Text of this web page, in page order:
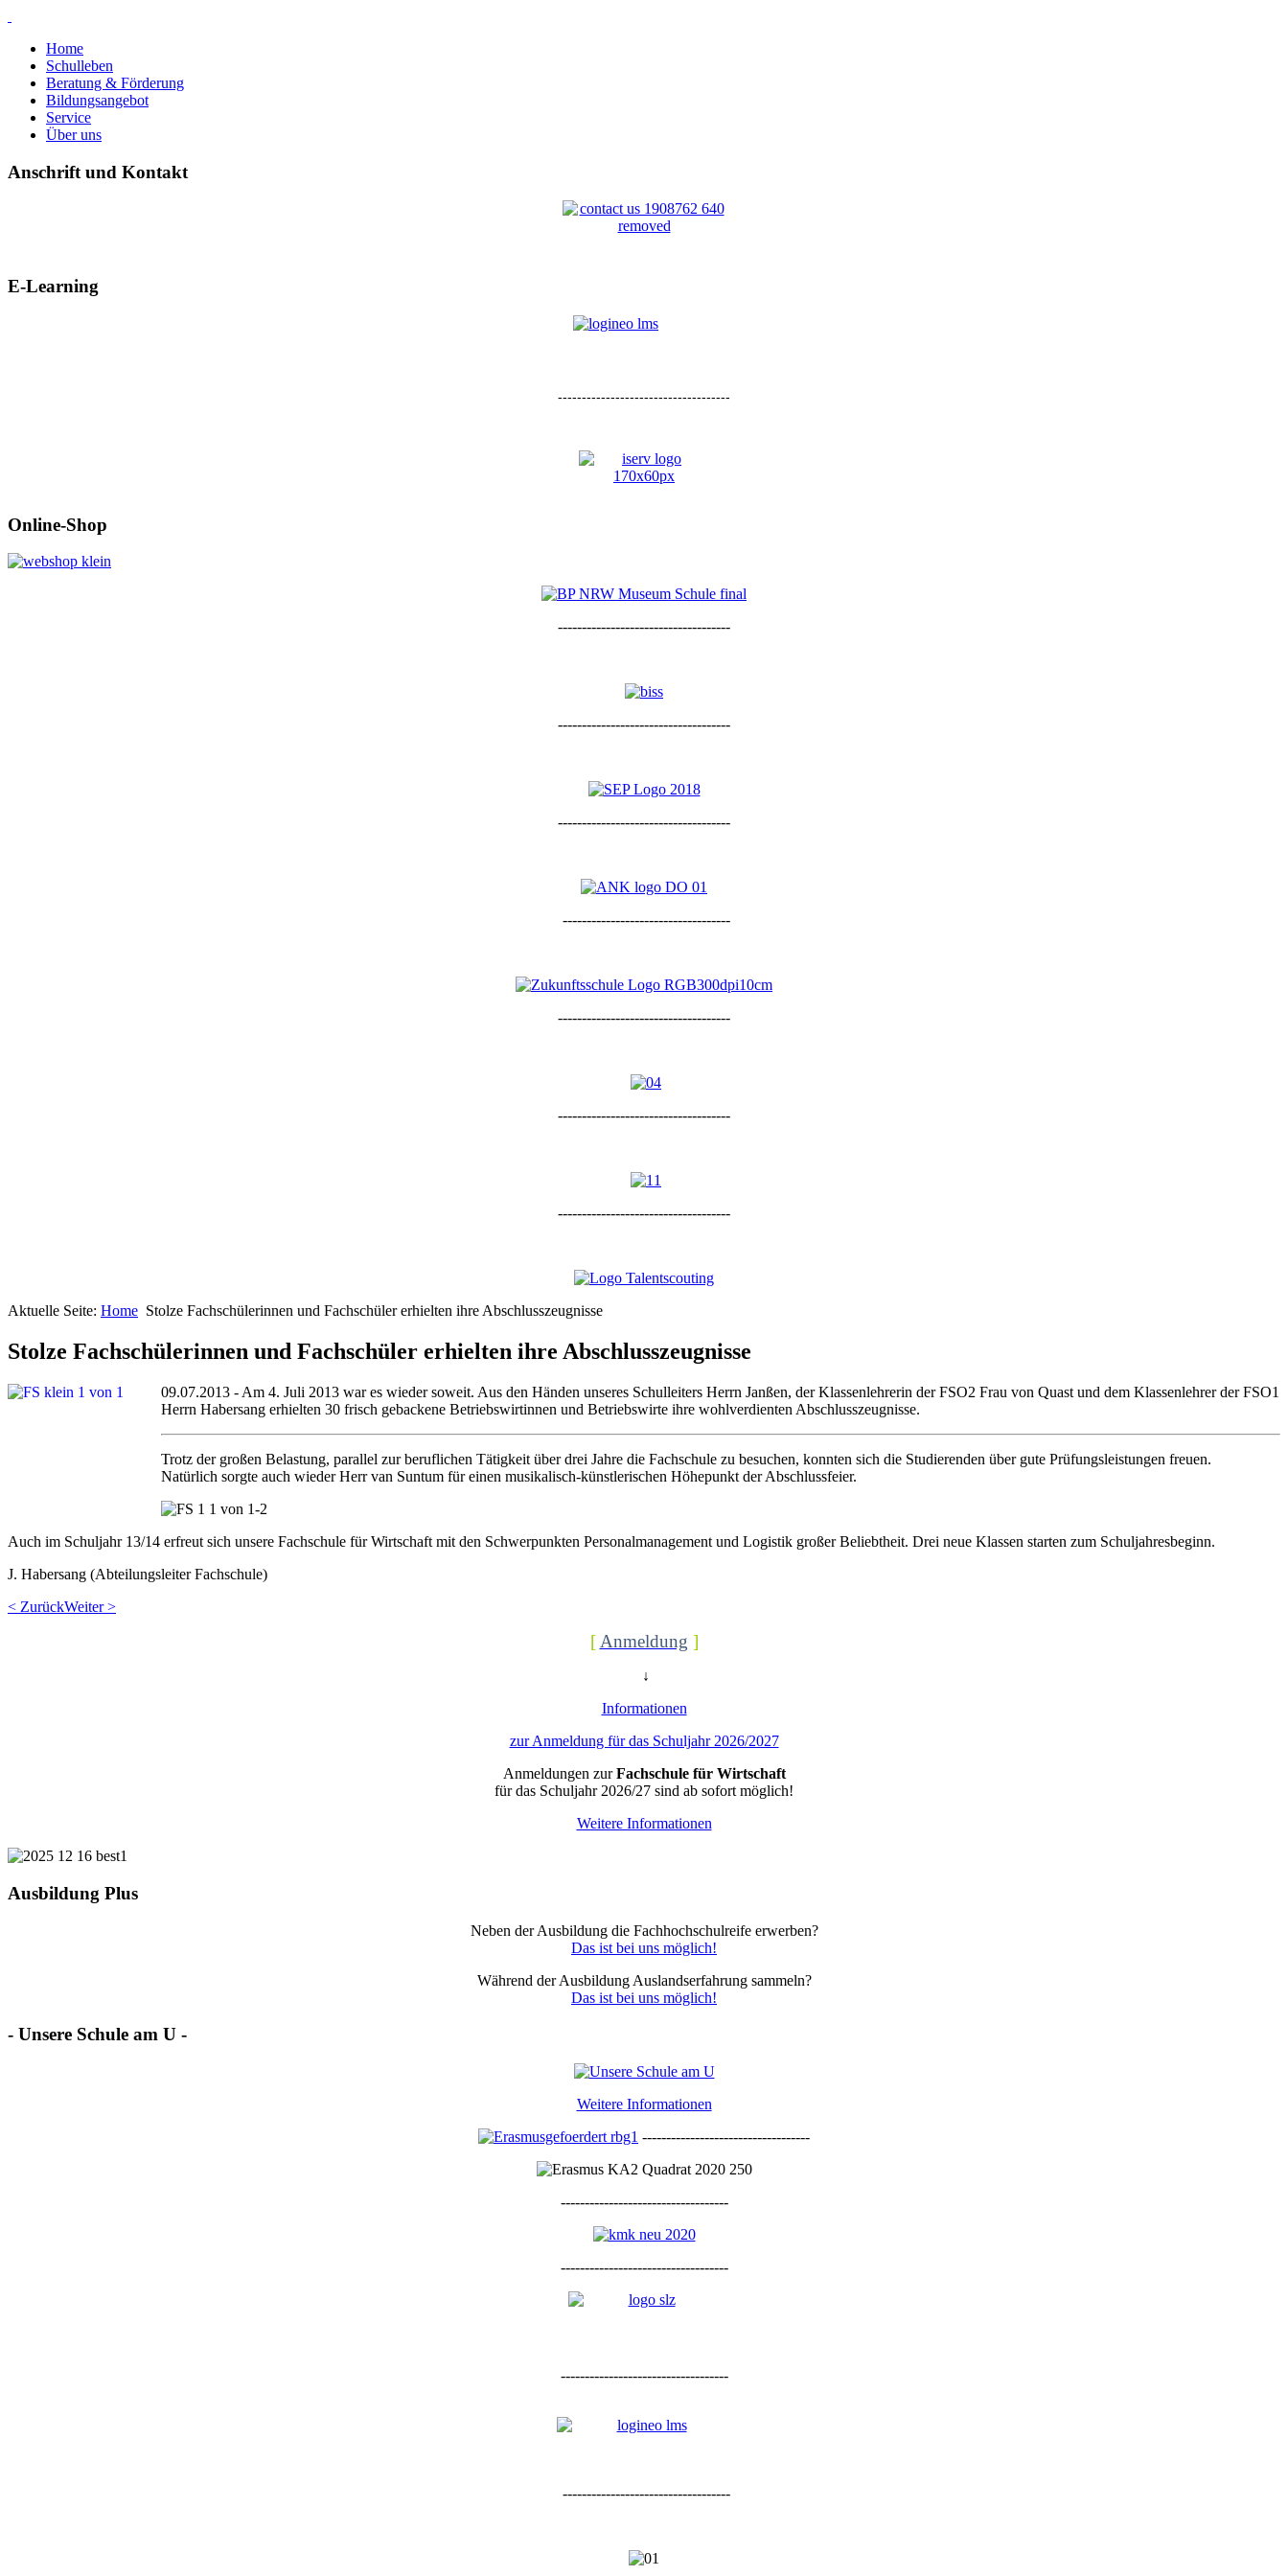
Home
Schulleben
Beratung & Förderung
Bildungsangebot
Service
Über uns
Anschrift und Kontakt
E-Learning
------------------------------------
Online-Shop
------------------------------------
------------------------------------
------------------------------------
-----------------------------------
------------------------------------
------------------------------------
------------------------------------
Aktuelle Seite: Home Stolze Fachschülerinnen und Fachschüler erhielten ihre Abschlusszeugnisse
Stolze Fachschülerinnen und Fachschüler erhielten ihre Abschlusszeugnisse
09.07.2013 - Am 4. Juli 2013 war es wieder soweit. Aus den Händen unseres Schulleiters Herrn Janßen, der Klassenlehrerin der FSO2 Frau von Quast und dem Klassenlehrer der FSO1
Herrn Habersang erhielten 30 frisch gebackene Betriebswirtinnen und Betriebswirte ihre wohlverdienten Abschlusszeugnisse.
Trotz der großen Belastung, parallel zur beruflichen Tätigkeit über drei Jahre die Fachschule zu besuchen, konnten sich die Studierenden über gute Prüfungsleistungen freuen.
Natürlich sorgte auch wieder Herr van Suntum für einen musikalisch-künstlerischen Höhepunkt der Abschlussfeier.
Auch im Schuljahr 13/14 erfreut sich unsere Fachschule für Wirtschaft mit den Schwerpunkten Personalmanagement und Logistik großer Beliebtheit. Drei neue Klassen starten zum Schuljahresbeginn.
J. Habersang (Abteilungsleiter Fachschule)
< ZurückWeiter >
[ Anmeldung ]
↓
Informationen
zur Anmeldung für das Schuljahr 2026/2027
Anmeldungen zurFachschule für Wirtschaft
für das Schuljahr 2026/27 sind ab sofort möglich!
Weitere Informationen
Ausbildung Plus
Neben der Ausbildung die Fachhochschulreife erwerben?
Das ist bei uns möglich!
Während der Ausbildung Auslandserfahrung sammeln?
Das ist bei uns möglich!
- Unsere Schule am U -
Weitere Informationen
-----------------------------------
-----------------------------------
-----------------------------------
-----------------------------------
-----------------------------------